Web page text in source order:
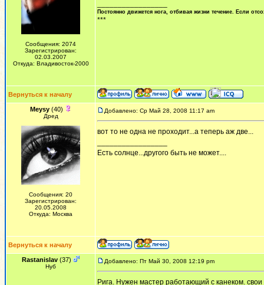
Сообщения: 2074
Зарегистрирован:
02.03.2007
Откуда: Владивосток-2000
Постоянно движется нога, отбивая жизни течение. Если
***
Вернуться к началу
Meysy (40)
Дред
Сообщения: 20
Зарегистрирован:
20.05.2008
Откуда: Москва
Добавлено: Ср Май 28, 2008 11:17 am
вот то не одна не проходит...а теперь аж две...
Есть солнце...другого быть не может....
Вернуться к началу
Rastanislav (37)
Нуб
Добавлено: Пт Май 30, 2008 12:19 pm
Рига. Нужен мастер работающий с канеком.